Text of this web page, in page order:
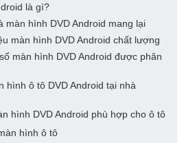
là gì?
màn hình DVD Android mang lại
màn hình DVD Android chất lượng
màn hình DVD Android được phân
hình ô tô DVD Android tại nhà
hình DVD Android phù hợp cho ô tô
hình ô tô